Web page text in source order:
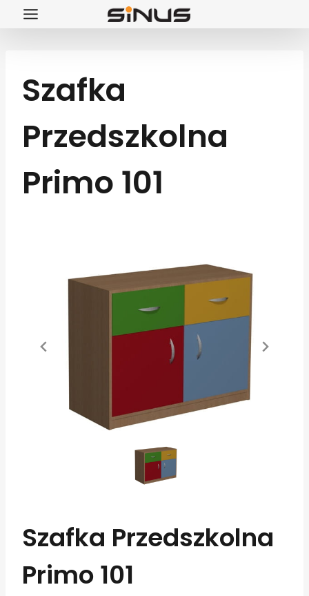
Przejdź
Szafka
Przedszkolna
Primo 101
Szafka Przedszkolna
Primo 101